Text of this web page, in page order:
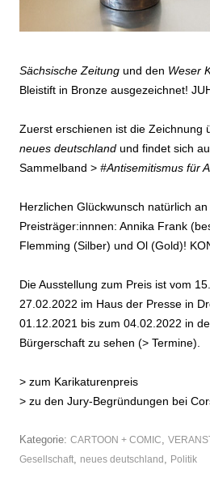
Sächsische Zeitung und den Weser
Bleistift in Bronze ausgezeichnet!
Zuerst erschienen ist die Zeichnung
neues deutschland und findet sich
Sammelband > #Antisemitismus für
Herzlichen Glückwunsch natürlich
Preisträger:innnen: Annika Frank
Flemming (Silber) und Ol (Gold)!
Die Ausstellung zum Preis ist vom
27.02.2022 im Haus der Presse in
01.12.2021 bis zum 04.02.2022 in
Bürgerschaft zu sehen (> Termine).
> zum Karikaturenpreis
> zu den Jury-Begründungen bei
Kategorie: CARTOON + COMIC
Gesellschaft neues deutschland Politik